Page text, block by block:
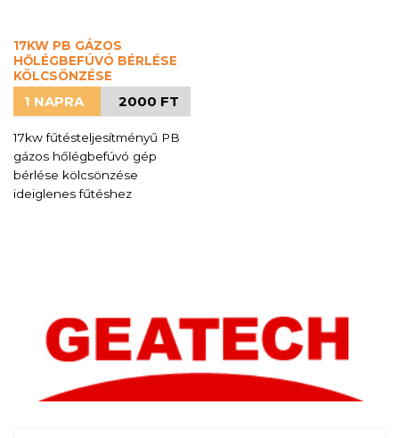
17KW PB GÁZOS
HŐLÉGBEFÚVÓ BÉRLÉSE
KÖLCSÖNZÉSE
1 NAPRA 2000 FT
17kw fűtésteljesítményű PB
gázos hőlégbefúvó gép
bérlése kölcsönzése
ideiglenes fűtéshez